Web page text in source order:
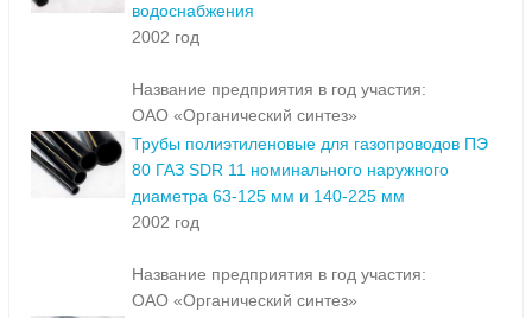
водоснабжения
2002 год
Название предприятия в год участия:
ОАО «Органический синтез»
Трубы полиэтиленовые для газопроводов ПЭ
80 ГАЗ SDR 11 номинального наружного
диаметра 63-125 мм и 140-225 мм
2002 год
Название предприятия в год участия:
ОАО «Органический синтез»